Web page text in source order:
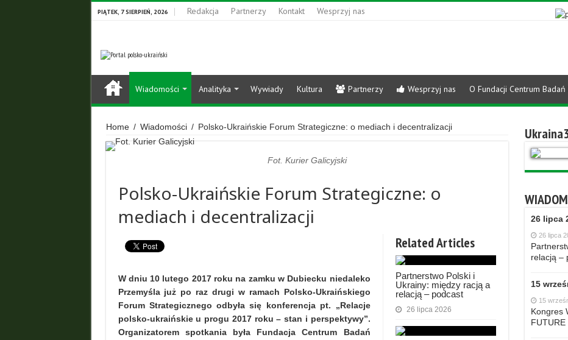
PIĄTEK, 7 SIERPIEŃ, 2026 Redakcja Partnerzy Kontakt Wesprzyj nas
Wiadomości Analityka Wywiady Kultura Partnerzy Wesprzyj nas O Fundacji Centrum Badań
Home / Wiadomości / Polsko-Ukraińskie Forum Strategiczne: o mediach i decentralizacji
Fot. Kurier Galicyjski
Polsko-Ukraińskie Forum Strategiczne: o
mediach i decentralizacji
Related Articles
Partnerstwo Polski i
Ukrainy: między racją a
relacją – podcast
26 lipca 2026
W dniu 10 lutego 2017 roku na zamku w Dubiecku niedaleko
Przemyśla już po raz drugi w ramach Polsko-Ukraińskiego
Forum Strategicznego odbyła się konferencja pt. „Relacje
polsko-ukraińskie u progu 2017 roku – stan i perspektywy”.
Organizatorem spotkania była Fundacja Centrum Badań
26 lipca
26 lipca
relacją –
15
15
Kongres
FUTURE